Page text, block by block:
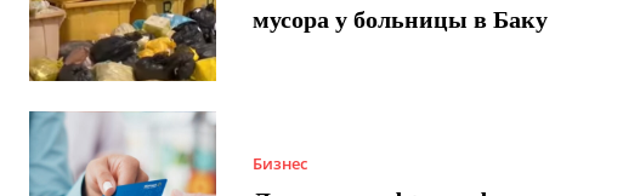
мусора у больницы в Баку
Бизнес